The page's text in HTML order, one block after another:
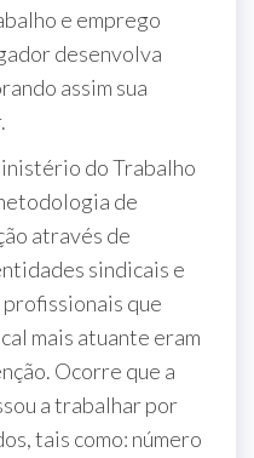
e emprego
desenvolva
assim sua
do Trabalho
de
através de
sindicais e
que
mais atuante eram
Ocorre que a
a trabalhar por
tais como: número